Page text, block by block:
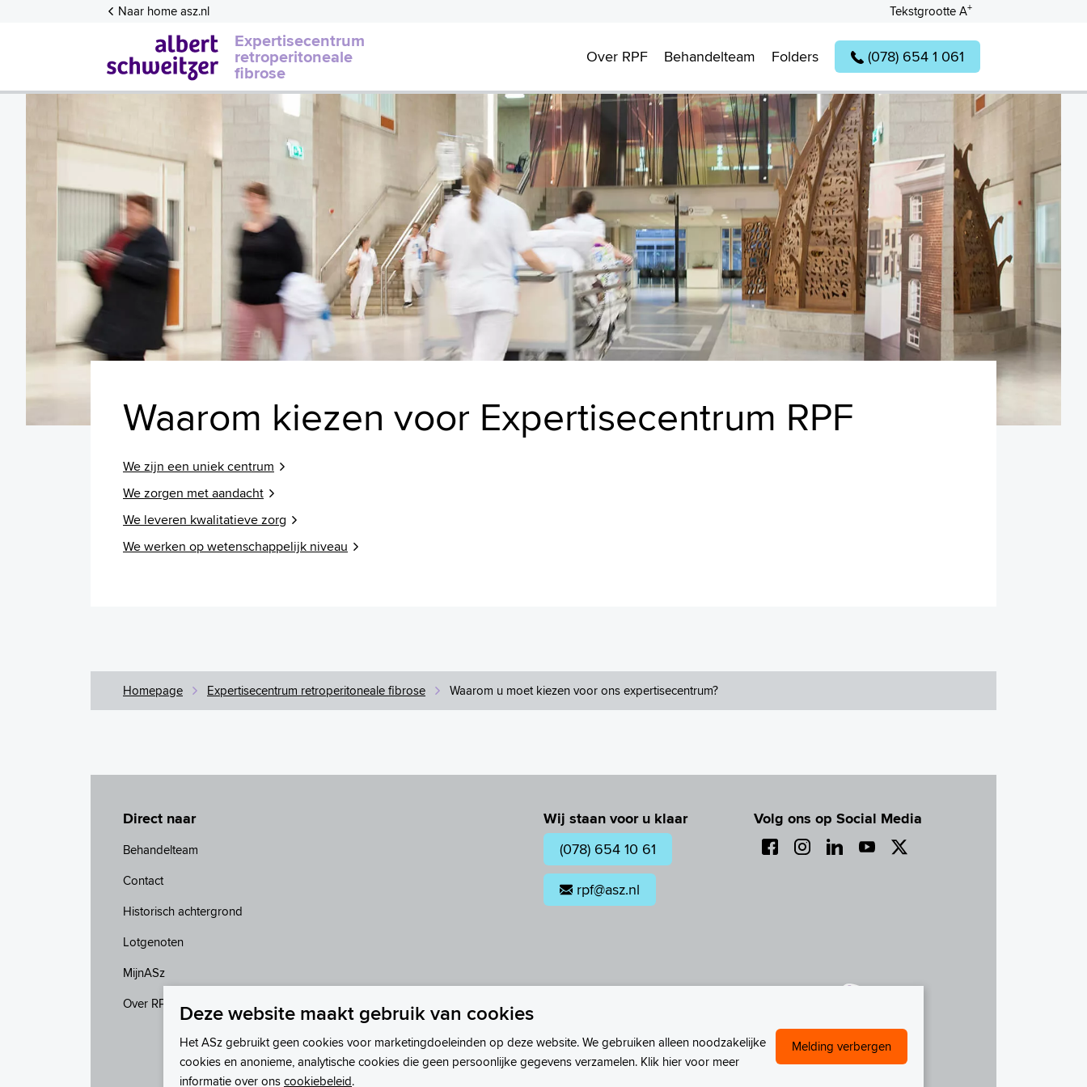
Naar home asz.nl Tekstgrootte A+
Expertisecentrum
retroperitoneale
fibrose
Over RPF Behandelteam Folders (078) 654 1 061
Waarom kiezen voor Expertisecentrum RPF
We zijn een uniek centrum
We zorgen met aandacht
We leveren kwalitatieve zorg
We werken op wetenschappelijk niveau
Homepage Expertisecentrum retroperitoneale fibrose Waarom u moet kiezen voor ons expertisecentrum?
Wij staan voor u klaar
(078) 654 10 61
rpf@asz.nl
Volg ons op Social Media
Direct naar
Behandelteam
Contact
Historisch achtergrond
Lotgenoten
MijnASz
Over RPF
Deze website maakt gebruik van cookies
Het ASz gebruikt geen cookies voor marketingdoeleinden op deze website. We gebruiken alleen noodzakelijke
cookies en anonieme, analytische cookies die geen persoonlijke gegevens verzamelen. Klik hier voor meer
informatie over onscookiebeleid.
Melding verbergen